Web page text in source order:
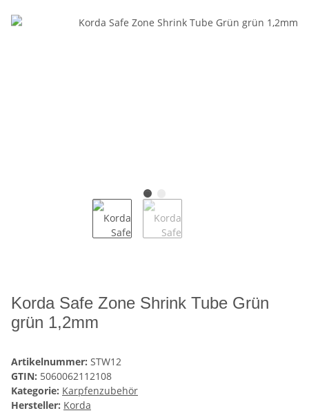
Korda Safe Zone Shrink Tube Grün
grün 1,2mm
Artikelnummer: STW12
GTIN: 5060062112108
Kategorie: Karpfenzubehör
Hersteller: Korda